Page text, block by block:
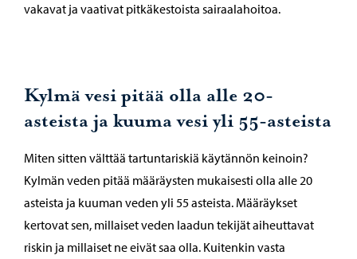
vakavat ja vaativat pitkäkestoista sairaalahoitoa.
Kylmä vesi pitää olla alle 20-
asteista ja kuuma vesi yli 55-asteista
Miten sitten välttää tartuntariskiä käytännön keinoin?
Kylmän veden pitää määräysten mukaisesti olla alle 20
asteista ja kuuman veden yli 55 asteista. Määräykset
kertovat sen, millaiset veden laadun tekijät aiheuttavat
riskin ja millaiset ne eivät saa olla. Kuitenkin vasta